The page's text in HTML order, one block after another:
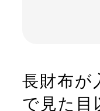
長財布が
で見た目